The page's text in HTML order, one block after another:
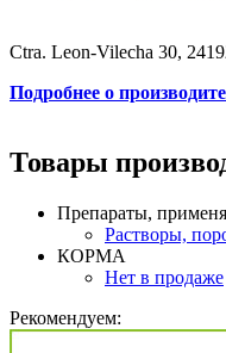
Ctra. Leon-Vilecha 30,
Подробнее о
Товары
Препараты,
Растворы,
КОРМА
Нет в продаже
Рекомендуем: